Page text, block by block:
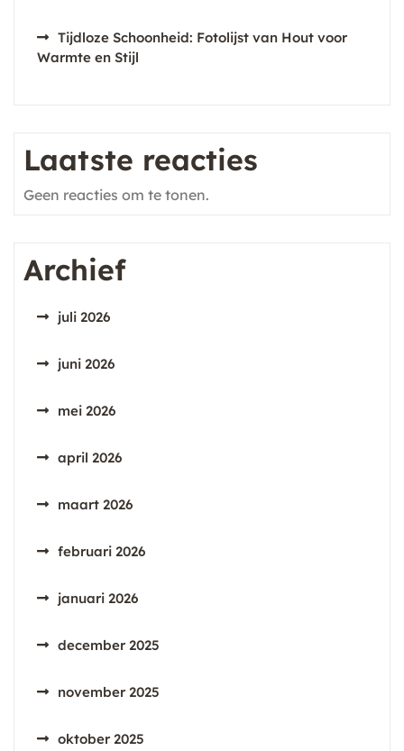
Tijdloze Schoonheid: Fotolijst van Hout voor
Warmte en Stijl
Laatste reacties
Geen reacties om te tonen.
Archief
juli 2026
juni 2026
mei 2026
april 2026
maart 2026
februari 2026
januari 2026
december 2025
november 2025
oktober 2025